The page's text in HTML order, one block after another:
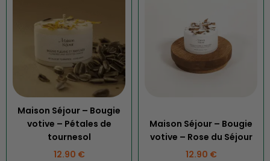
Maison Séjour – Bougie
votive – Pétales de
tournesol
12.90 €
Maison Séjour – Bougie
votive – Rose du Séjour
12.90 €